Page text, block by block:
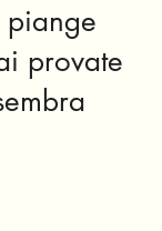
piange
provate